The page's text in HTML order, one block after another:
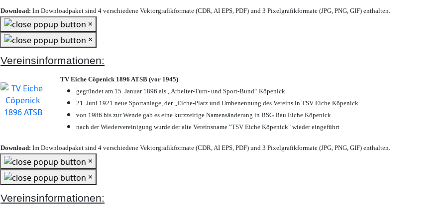
Download: Im Downloadpaket sind 4 verschiedene Vektorgrafikformate (CDR, AI EPS, PDF) und 3 Pixelgrafikformate (JPG, PNG, GIF) enthalten.
×
×
Vereinsinformationen:
TV Eiche Cöpenick 1896 ATSB (vor 1945)
gegründet am 15. Januar 1896 als „Arbeiter-Turn- und Sport-Bund“ Köpenick
21. Juni 1921 neue Sportanlage, der „Eiche-Platz und Umbenennung des Vereins in TSV Eiche Köpenick
von 1986 bis zur Wende gab es eine kurzzeitige Namensänderung in BSG Bau Eiche Köpenick
nach der Wiedervereinigung wurde der alte Vereinsname "TSV Eiche Köpenick" wieder eingeführt
Download: Im Downloadpaket sind 4 verschiedene Vektorgrafikformate (CDR, AI EPS, PDF) und 3 Pixelgrafikformate (JPG, PNG, GIF) enthalten.
×
×
Vereinsinformationen: